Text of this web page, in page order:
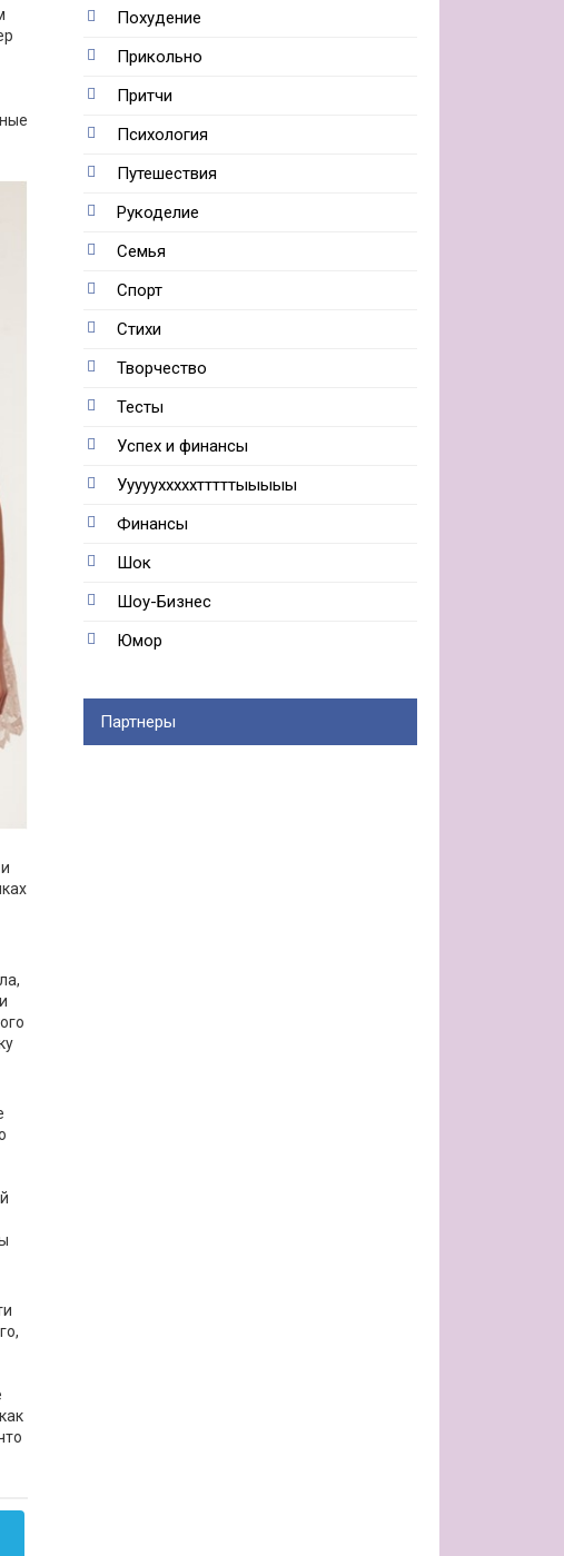
и
Похудение
Прикольно
Притчи
Психология
Путешествия
Рукоделие
Семья
Спорт
Стихи
Творчество
Тесты
Успех и финансы
Ууууухххххтттттыыыыы
Финансы
Шок
Шоу-Бизнес
Юмор
Партнеры